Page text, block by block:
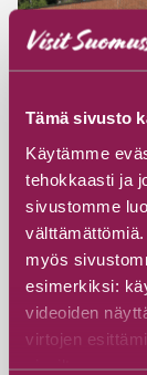
Tämä sivusto
Käytämme
tehokkaasti ja
sivustomme
myös
esimerkiksi:
videoiden
virtojen
sivuiltamme.
#Muut
Teatteri